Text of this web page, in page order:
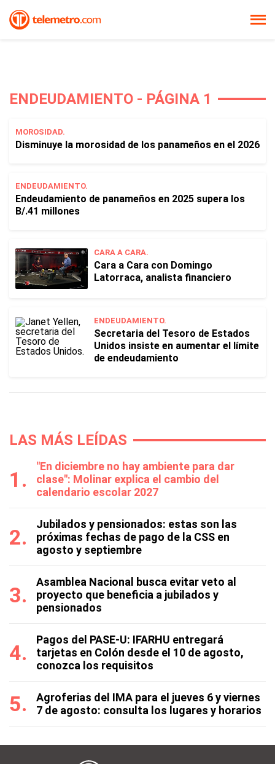
ENDEUDAMIENTO - PÁGINA 1
MOROSIDAD.
Disminuye la morosidad de los panameños en el 2026
ENDEUDAMIENTO.
Endeudamiento de panameños en 2025 supera los
B/.41 millones
CARA A CARA.
Cara a Cara con Domingo
Latorraca, analista financiero
ENDEUDAMIENTO.
Secretaria del Tesoro de Estados
Unidos insiste en aumentar el límite
de endeudamiento
LAS MÁS LEÍDAS
"En diciembre no hay ambiente para dar
clase": Molinar explica el cambio del
calendario escolar 2027
Jubilados y pensionados: estas son las
próximas fechas de pago de la CSS en
agosto y septiembre
Asamblea Nacional busca evitar veto al
proyecto que beneficia a jubilados y
pensionados
Pagos del PASE-U: IFARHU entregará
tarjetas en Colón desde el 10 de agosto,
conozca los requisitos
Agroferias del IMA para el jueves 6 y viernes
7 de agosto: consulta los lugares y horarios